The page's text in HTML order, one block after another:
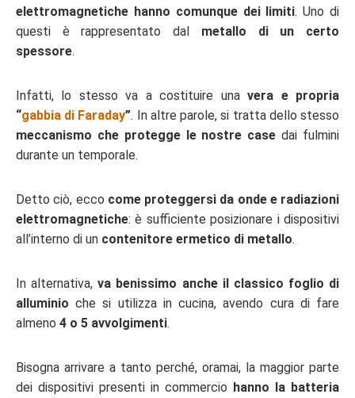
elettromagnetiche hanno comunque dei limiti. Uno di
questi è rappresentato dal metallo di un certo
spessore.
Infatti, lo stesso va a costituire unavera e propria
“gabbia di Faraday”. In altre parole, si tratta dello stesso
meccanismo che protegge le nostre case dai fulmini
durante un temporale.
Detto ciò, ecco come proteggersi da onde e radiazioni
elettromagnetiche: è sufficiente posizionare i dispositivi
all’interno di un contenitore ermetico di metallo.
In alternativa,va benissimo anche il classico foglio di
alluminio che si utilizza in cucina, avendo cura di fare
almeno 4 o 5 avvolgimenti.
Bisogna arrivare a tanto perché, oramai, la maggior parte
dei dispositivi presenti in commercio hanno la batteria